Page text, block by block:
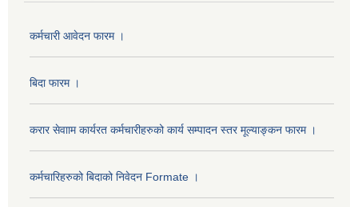
कर्मचारी आवेदन फारम ।
बिदा फारम ।
करार सेवााम कार्यरत कर्मचारीहरुको कार्य सम्पादन स्तर मूल्याङ्कन फारम ।
कर्मचारिहरुको बिदाको निवेदन Formate ।